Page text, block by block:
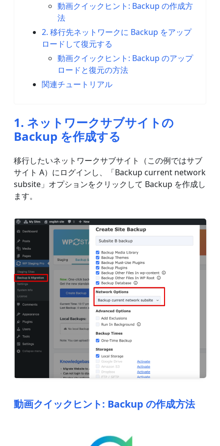
動画クイックヒント: Backup の作成方
法
2. 移行先ネットワークに Backup をアップ
ロードして復元する
動画クイックヒント: Backup のアップ
ロードと復元の方法
関連チュートリアル
1. ネットワークサブサイトの
Backup を作成する
移行したいネットワークサブサイト（この例ではサブ
サイト A）にログインし、「Backup current network
subsite」オプションをクリックして Backup を作成し
ます。
動画クイックヒント: Backup の作成方法